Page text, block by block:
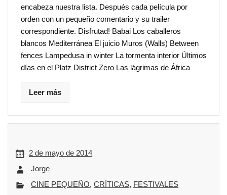
encabeza nuestra lista. Después cada película por
orden con un pequeño comentario y su trailer
correspondiente. Disfrutad! Babai Los caballeros
blancos Mediterránea El juicio Muros (Walls) Between
fences Lampedusa in winter La tormenta interior Últimos
días en el Platz District Zero Las lágrimas de África
Leer más
2 de mayo de 2014
Jorge
CINE PEQUEÑO,CRÍTICAS, FESTIVALES